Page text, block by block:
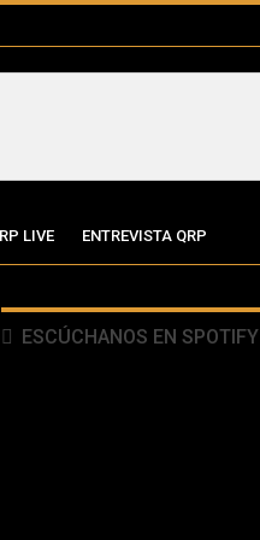
LIVE ENTREVISTA QRP
ESCÚCHANOS EN SPOTIFY